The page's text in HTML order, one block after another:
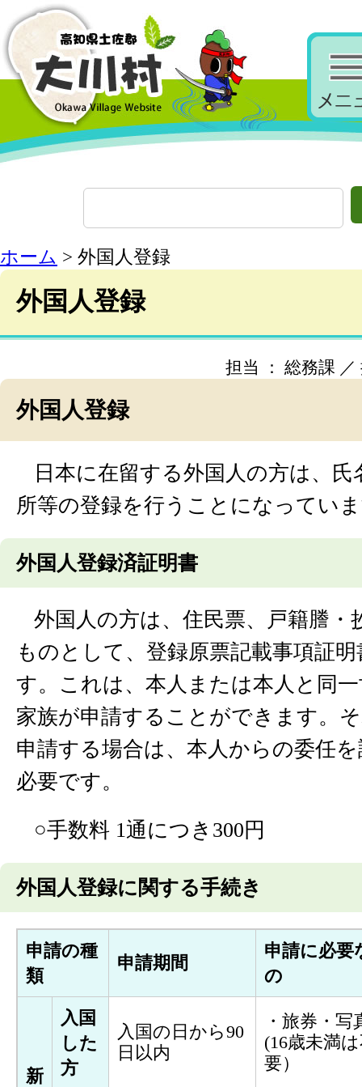
ホーム > 外国人登録
外国人登録
担当 ： 総務課 ／
外国人登録
日本に在留する外国人の方は、氏
所等の登録を行うことになってい
外国人登録済証明書
外国人の方は、住民票、戸籍謄・
ものとして、登録原票記載事項証
す。これは、本人または本人と同
家族が申請することができます。
申請する場合は、本人からの委任
必要です。
○手数料 1通につき300円
外国人登録に関する手続き
申請の種
類
申請期間
申請に必要
の
新
入国
した
方
入国の日から90
日以内
・旅券・写
(16歳未満
要）